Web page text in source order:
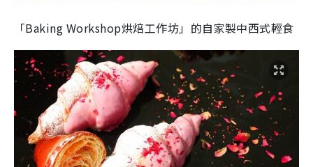
「Baking Workshop烘焙工作坊」的自家製中西式輕食